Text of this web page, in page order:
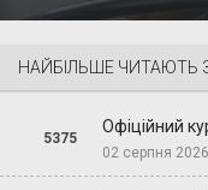
НАЙБІЛЬШЕ ЧИТАЮТЬ
5375
Офіційний
02 серпня 2026